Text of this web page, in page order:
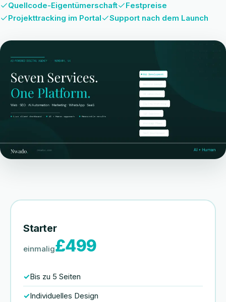
Quellcode-Eigentümerschaft
Festpreise
Projekttracking im Portal
Support nach dem Launch
Pricing plans
Starter
einmalig£499
Bis zu 5 Seiten
Individuelles Design